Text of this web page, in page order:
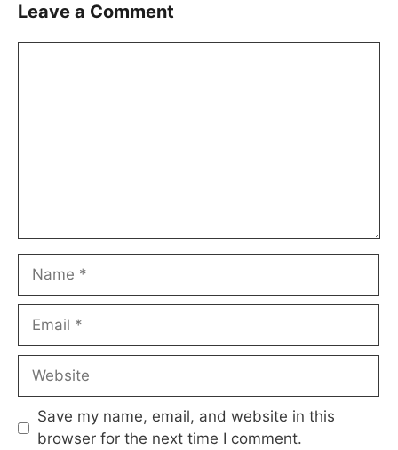
Leave a Comment
Name
Email
Website
Save my name, email, and website in this
browser for the next time I comment.